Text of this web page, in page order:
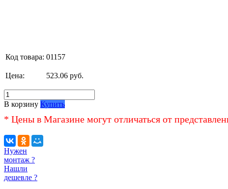
Код товара: 01157
Цена: 523.06 руб.
В корзину Купить
* Цены в Магазине могут отличаться от
Нужен
монтаж ?
Нашли
дешевле ?